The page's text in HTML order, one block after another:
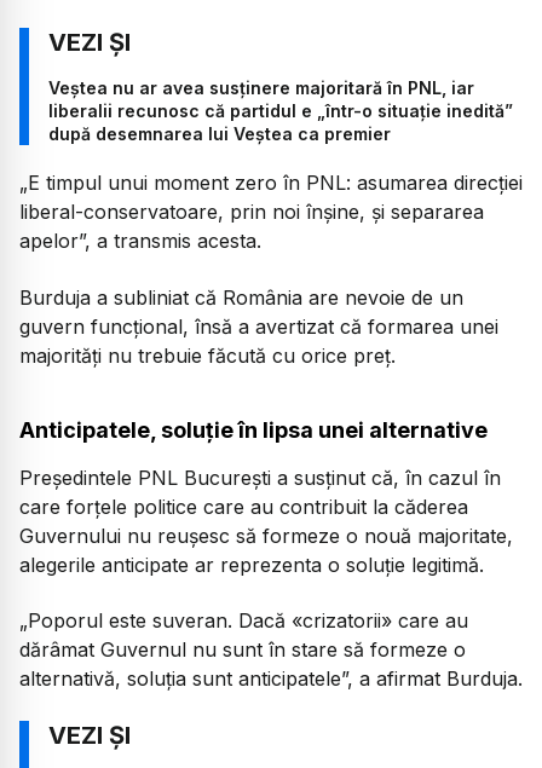
Veștea nu ar avea susținere majoritară în PNL, iar
liberalii recunosc că partidul e „într-o situație inedită”
după desemnarea lui Veștea ca premier
„E timpul unui moment zero în PNL: asumarea direcției
liberal-conservatoare, prin noi înșine, și separarea
apelor”, a transmis acesta.
Burduja a subliniat că România are nevoie de un
guvern funcțional, însă a avertizat că formarea unei
majorități nu trebuie făcută cu orice preț.
Anticipatele, soluție în lipsa unei alternative
Președintele PNL București a susținut că, în cazul în
care forțele politice care au contribuit la căderea
Guvernului nu reușesc să formeze o nouă majoritate,
alegerile anticipate ar reprezenta o soluție legitimă.
„Poporul este suveran. Dacă «crizatorii» care au
dărâmat Guvernul nu sunt în stare să formeze o
alternativă, soluția sunt anticipatele”, a afirmat Burduja.